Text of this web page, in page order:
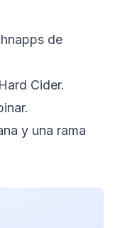
de
Cider.
y una rama